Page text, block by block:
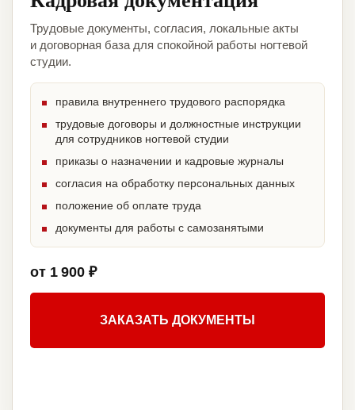
Трудовые документы, согласия, локальные акты
и договорная база для спокойной работы ногтевой
студии.
правила внутреннего трудового распорядка
трудовые договоры и должностные инструкции
для сотрудников ногтевой студии
приказы о назначении и кадровые журналы
согласия на обработку персональных данных
положение об оплате труда
документы для работы с самозанятыми
от 1 900 ₽
ЗАКАЗАТЬ ДОКУМЕНТЫ